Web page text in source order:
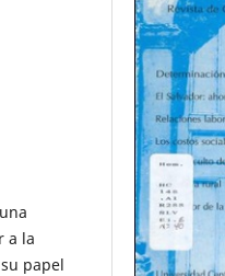
a la
papel